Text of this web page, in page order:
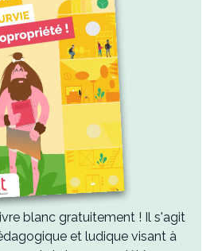
blanc gratuitement ! Il s'agit
et ludique visant à